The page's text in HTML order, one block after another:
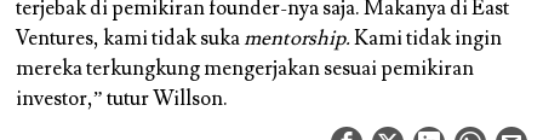
terjebak di pemikiran founder-nya saja. Makanya di East
Ventures, kami tidak sukamentorship.Kami tidak ingin
mereka terkungkung mengerjakan sesuai pemikiran
investor,” tutur Willson.